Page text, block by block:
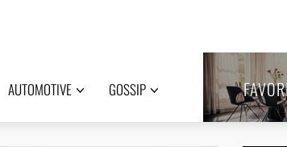
AUTOMOTIVE GOSSIP